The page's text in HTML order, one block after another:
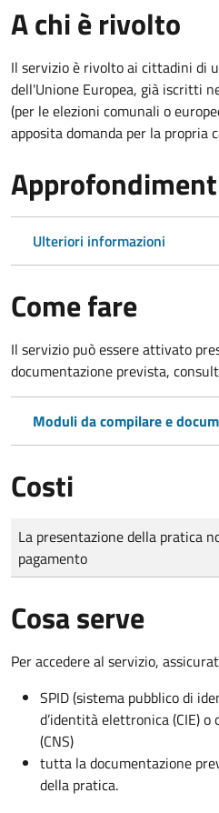
A chi è rivolto
Il servizio è rivolto ai cittadini di
dell'Unione Europea, già iscritti
(per le elezioni comunali o
apposita domanda per la propria
Ulteriori informazioni
Come fare
Il servizio può essere attivato
documentazione prevista,
Moduli da compilare e
Costi
Tipo di pagamento
Importo
La presentazione della pratica
pagamento
Cosa serve
Per accedere al servizio,
SPID (sistema pubblico di
d’identità elettronica (CIE)
(CNS)
tutta la documentazione
della pratica.